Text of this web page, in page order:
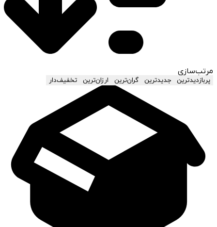
مرتب‌سازی
پربازدیدترین جدیدترین گران‌ترین ارزان‌ترین تخفیف‌دار